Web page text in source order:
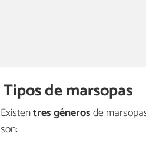
Tipos de marsopas
Existentres génerosde
son: